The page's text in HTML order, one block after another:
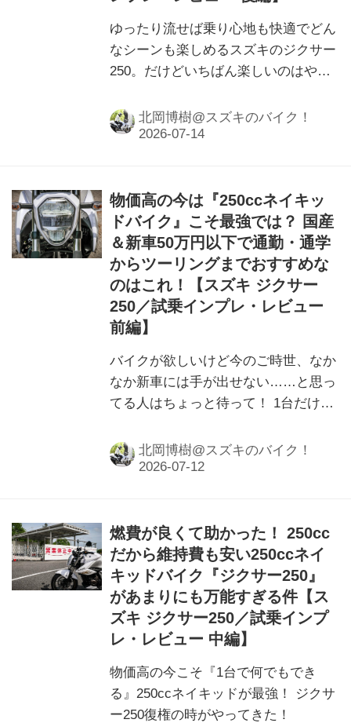
ゆったり流せば乗り心地も快適でどん
なシーンも楽しめるスズキのジクサー
250。だけどいちばん楽しいのはやっ
北岡博樹@スズキのバイク！
物価高の今は『250ccネイキッ
ドバイク』こそ最強では？ 国産
＆新車50万円以下で通勤・通学
からツーリングまでおすすめな
のはこれ！【スズキ ジクサー
250／試乗インプレ・レビュー
前編】
バイクが欲しいけど今のご時世、なか
なか新車には手が出せない……と思っ
てる人はちょっと待って！ 1台だけ
北岡博樹@スズキのバイク！
燃費が良くて助かった！ 250cc
だから維持費も安い250ccネイ
キッドバイク『ジクサー250』
があまりにも万能すぎる件【ス
ズキ ジクサー250／試乗インプ
レ・レビュー 中編】
物価高の今こそ『1台で何でもでき
る』250ccネイキッドが最強！ ジクサ
ー250復権の時がやってきた！